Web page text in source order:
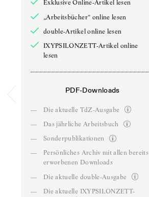
Exklusive Online-Artikel lesen
„Arbeitsbücher“ online lesen
double-Artikel online lesen
IXYPSILONZETT-Artikel online
lesen
PDF-Downloads
—
Die aktuelle TdZ-Ausgabe
—
Das jährliche Arbeitsbuch
—
Sonderpublikationen
—
Persönliches Archiv mit allen bereits
erworbenen Downloads
—
Die aktuelle double-Ausgabe
—
Die aktuelle IXYPSILONZETT-